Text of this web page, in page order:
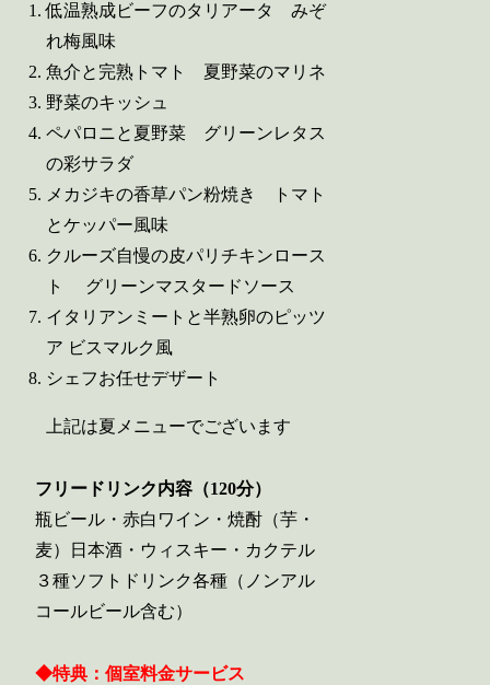
低温熟成ビーフのタリアータ みぞ
れ梅風味
魚介と完熟トマト 夏野菜のマリネ
野菜のキッシュ
ペパロニと夏野菜 グリーンレタス
の彩サラダ
メカジキの香草パン粉焼き トマト
とケッパー風味
クルーズ自慢の皮パリチキンロース
ト グリーンマスタードソース
イタリアンミートと半熟卵のピッツ
ア ビスマルク風
シェフお任せデザート
上記は夏メニューでございます
フリードリンク内容（120分）
瓶ビール・赤白ワイン・焼酎（芋・
麦）日本酒・ウィスキー・カクテル
３種ソフトドリンク各種（ノンアル
コールビール含む）
◆特典：個室料金サービス